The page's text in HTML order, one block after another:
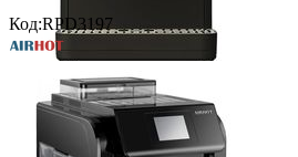
Код:RPD3197